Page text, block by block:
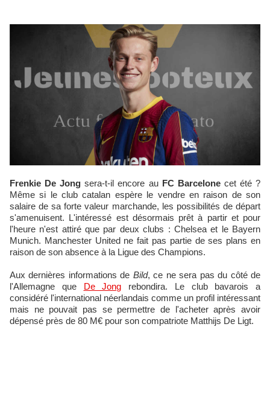
Frenkie De Jong sera-t-il encore au FC Barcelonecet été ?
Même si le club catalan espère le vendre en raison de son
salaire de sa forte valeur marchande, les possibilités de départ
s'amenuisent. L'intéressé est désormais prêt à partir et pour
l'heure n'est attiré que par deux clubs : Chelsea et le Bayern
Munich. Manchester United ne fait pas partie de ses plans en
raison de son absence à la Ligue des Champions.
Aux dernières informations de Bild, ce ne sera pas du côté de
l'Allemagne que De Jong rebondira. Le club bavarois a
considéré l'international néerlandais comme un profil intéressant
mais ne pouvait pas se permettre de l'acheter après avoir
dépensé près de 80 M€ pour son compatriote Matthijs De Ligt.